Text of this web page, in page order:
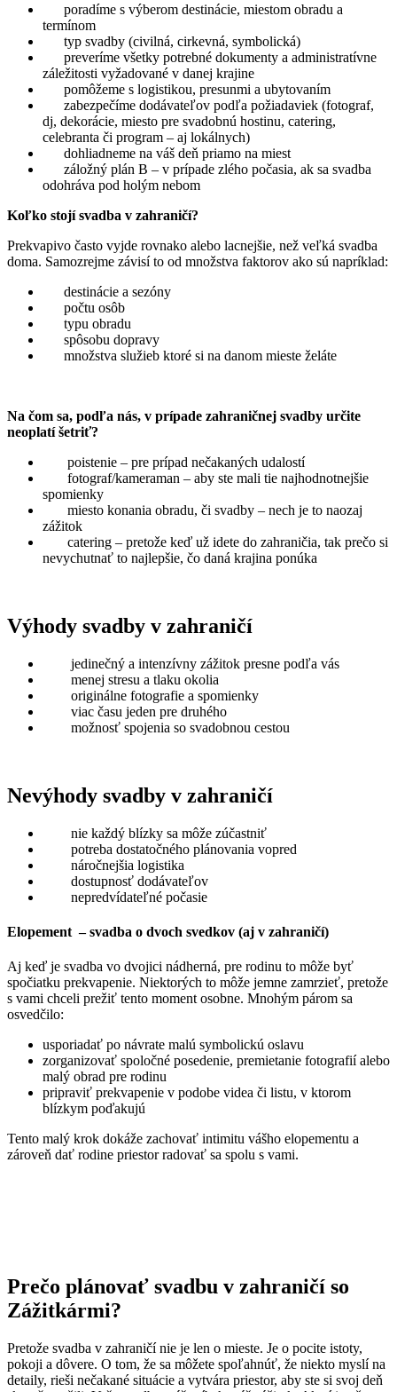
poradíme s výberom destinácie, miestom obradu a
termínom
typ svadby (civilná, cirkevná, symbolická)
preveríme všetky potrebné dokumenty a administratívne
záležitosti vyžadované v danej krajine
pomôžeme s logistikou, presunmi a ubytovaním
zabezpečíme dodávateľov podľa požiadaviek (fotograf,
dj, dekorácie, miesto pre svadobnú hostinu, catering,
celebranta či program – aj lokálnych)
dohliadneme na váš deň priamo na miest
záložný plán B – v prípade zlého počasia, ak sa svadba
odohráva pod holým nebom
Koľko stojí svadba v zahraničí?
Prekvapivo často vyjde rovnako alebo lacnejšie, než veľká svadba
doma. Samozrejme závisí to od množstva faktorov ako sú napríklad:
destinácie a sezóny
počtu osôb
typu obradu
spôsobu dopravy
množstva služieb ktoré si na danom mieste želáte
Na čom sa, podľa nás, v prípade zahraničnej svadby určite
neoplatí šetriť?
poistenie – pre prípad nečakaných udalostí
fotograf/kameraman – aby ste mali tie najhodnotnejšie
spomienky
miesto konania obradu, či svadby – nech je to naozaj
zážitok
catering – pretože keď už idete do zahraničia, tak prečo si
nevychutnať to najlepšie, čo daná krajina ponúka
Výhody svadby v zahraničí
jedinečný a intenzívny zážitok presne podľa vás
menej stresu a tlaku okolia
originálne fotografie a spomienky
viac času jeden pre druhého
možnosť spojenia so svadobnou cestou
Nevýhody svadby v zahraničí
nie každý blízky sa môže zúčastniť
potreba dostatočného plánovania vopred
náročnejšia logistika
dostupnosť dodávateľov
nepredvídateľné počasie
Elopement – svadba o dvoch svedkov (aj v zahraničí)
Aj keď je svadba vo dvojici nádherná, pre rodinu to môže byť
spočiatku prekvapenie. Niektorých to môže jemne zamrzieť, pretože
s vami chceli prežiť tento moment osobne. Mnohým párom sa
osvedčilo:
usporiadať po návrate malú symbolickú oslavu
zorganizovať spoločné posedenie, premietanie fotografií alebo
malý obrad pre rodinu
pripraviť prekvapenie v podobe videa či listu, v ktorom
blízkym poďakujú
Tento malý krok dokáže zachovať intimitu vášho elopementu a
zároveň dať rodine priestor radovať sa spolu s vami.
Prečo plánovať svadbu v zahraničí so
Zážitkármi?
Pretože svadba v zahraničí nie je len o mieste. Je o pocite istoty,
pokoji a dôvere. O tom, že sa môžete spoľahnúť, že niekto myslí na
detaily, rieši nečakané situácie a vytvára priestor, aby ste si svoj deň